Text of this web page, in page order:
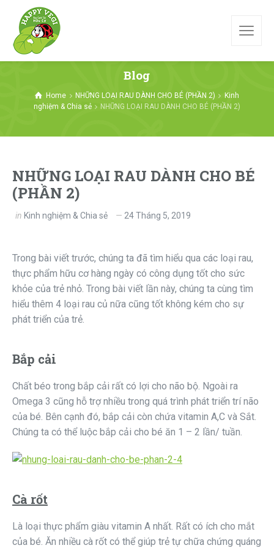
Blog
Home NHỮNG LOẠI RAU DÀNH CHO BÉ (PHẦN 2)
Kinh
nghiệm & Chia sẻ
NHỮNG LOẠI RAU DÀNH CHO BÉ (PHẦN 2)
NHỮNG LOẠI RAU DÀNH CHO BÉ
(PHẦN 2)
in Kinh nghiệm & Chia sẻ 24 Tháng 5, 2019
Trong bài viết trước, chúng ta đã tìm hiểu qua các loại rau,
thực phẩm hữu cơ hàng ngày có công dụng tốt cho sức
khỏe của trẻ nhỏ. Trong bài viết lần này, chúng ta cùng tìm
hiểu thêm 4 loại rau củ nữa cũng tốt không kém cho sự
phát triển của trẻ.
Bắp cải
Chất béo trong bắp cải rất có lợi cho não bộ. Ngoài ra
Omega 3 cũng hỗ trợ nhiều trong quá trình phát triển trí não
của bé. Bên cạnh đó, bắp cải còn chứa vitamin A,C và Sắt.
Chúng ta có thể luộc bắp cải cho bé ăn 1 – 2 lần/ tuần.
Cà rốt
Là loại thực phẩm giàu vitamin A nhất. Rất có ích cho mắt
của bé. Ăn nhiều cà rốt có thể giúp trẻ tự chữa chứng quáng